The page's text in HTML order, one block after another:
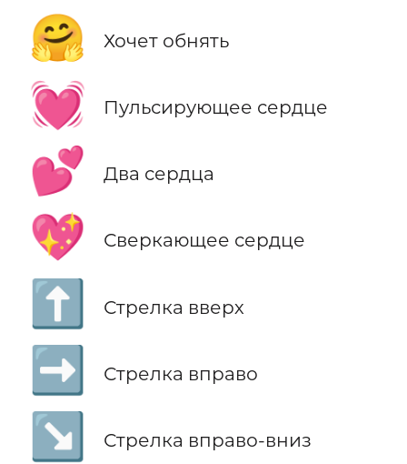
🤗 Хочет обнять
💓 Пульсирующее сердце
💕 Два сердца
💖 Сверкающее сердце
⬆️ Стрелка вверх
➡️ Стрелка вправо
↘️ Стрелка вправо-вниз